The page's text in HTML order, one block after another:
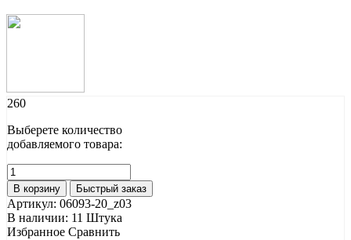
260
Выберете количество
добавляемого товара:
В корзину Быстрый заказ
Артикул: 06093-20_z03
В наличии: 11 Штука
Избранное Сравнить